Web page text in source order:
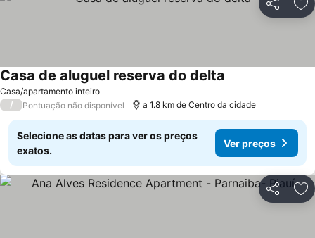
Partilhar
Casa/apartamento inteiro
Casa de aluguel reserva do delta
/ Pontuação não disponível a 1.8 km de Centro da cidade
Selecione as datas para ver os preços
exatos.
Ver preços
Partilhar